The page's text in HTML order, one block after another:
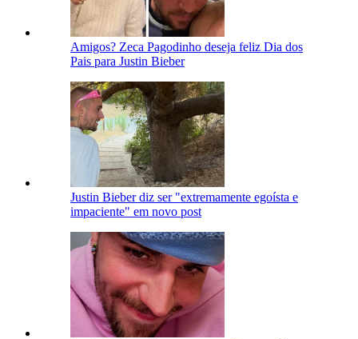
Amigos? Zeca Pagodinho deseja feliz Dia dos
Pais para Justin Bieber
Justin Bieber diz ser "extremamente egoísta e
impaciente" em novo post